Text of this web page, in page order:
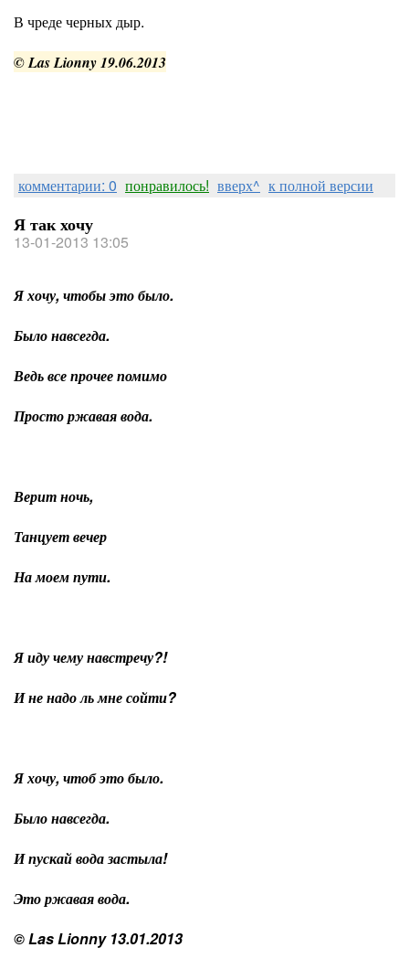
В чреде черных дыр.
© Las Lionny 19.06.2013
комментарии: 0 понравилось! вверх^ к полной версии
Я так хочу
13-01-2013 13:05
Я хочу, чтобы это было.
Было навсегда.
Ведь все прочее помимо
Просто ржавая вода.
Верит ночь,
Танцует вечер
На моем пути.
Я иду чему навстречу?!
И не надо ль мне сойти?
Я хочу, чтоб это было.
Было навсегда.
И пускай вода застыла!
Это ржавая вода.
© Las Lionny 13.01.2013